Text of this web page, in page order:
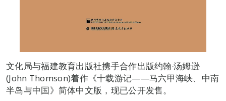
文化局与福建教育出版社携手合作出版约翰‧汤姆逊
(John Thomson)着作《十载游记——马六甲海峡、中南
半岛与中国》简体中文版，现已公开发售。